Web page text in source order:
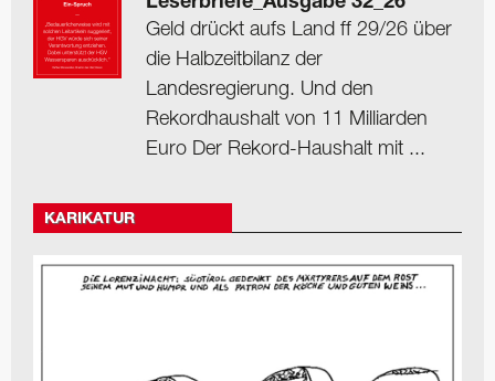
Geld drückt aufs Land ff 29/26 über
die Halbzeitbilanz der
Landesregierung. Und den
Rekordhaushalt von 11 Milliarden
Euro Der Rekord-Haushalt mit ...
KARIKATUR